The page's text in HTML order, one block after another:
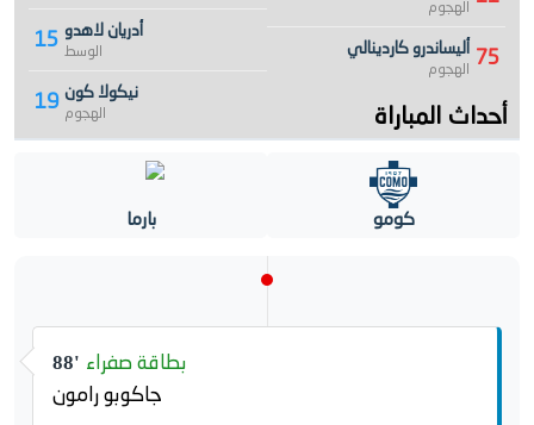
15 أدريان لاهدو
الوسط
19 نيكولا كون
الهجوم
الهجوم
75 أليساندرو كاردينالي
الهجوم
أحداث المباراة
كومو بارما
88' بطاقة صفراء
جاكوبو رامون